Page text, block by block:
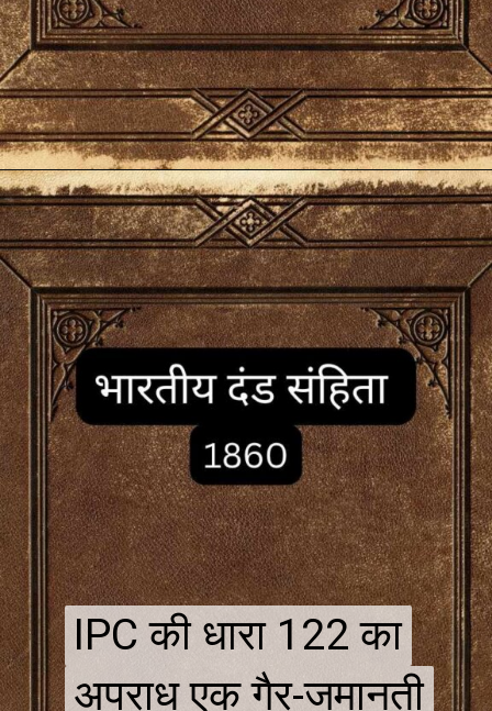
IPC की धारा 122 का
अपराध एक गैर-जमानती
IPC की धारा 122 का
अपराध एक गैर-जमानती